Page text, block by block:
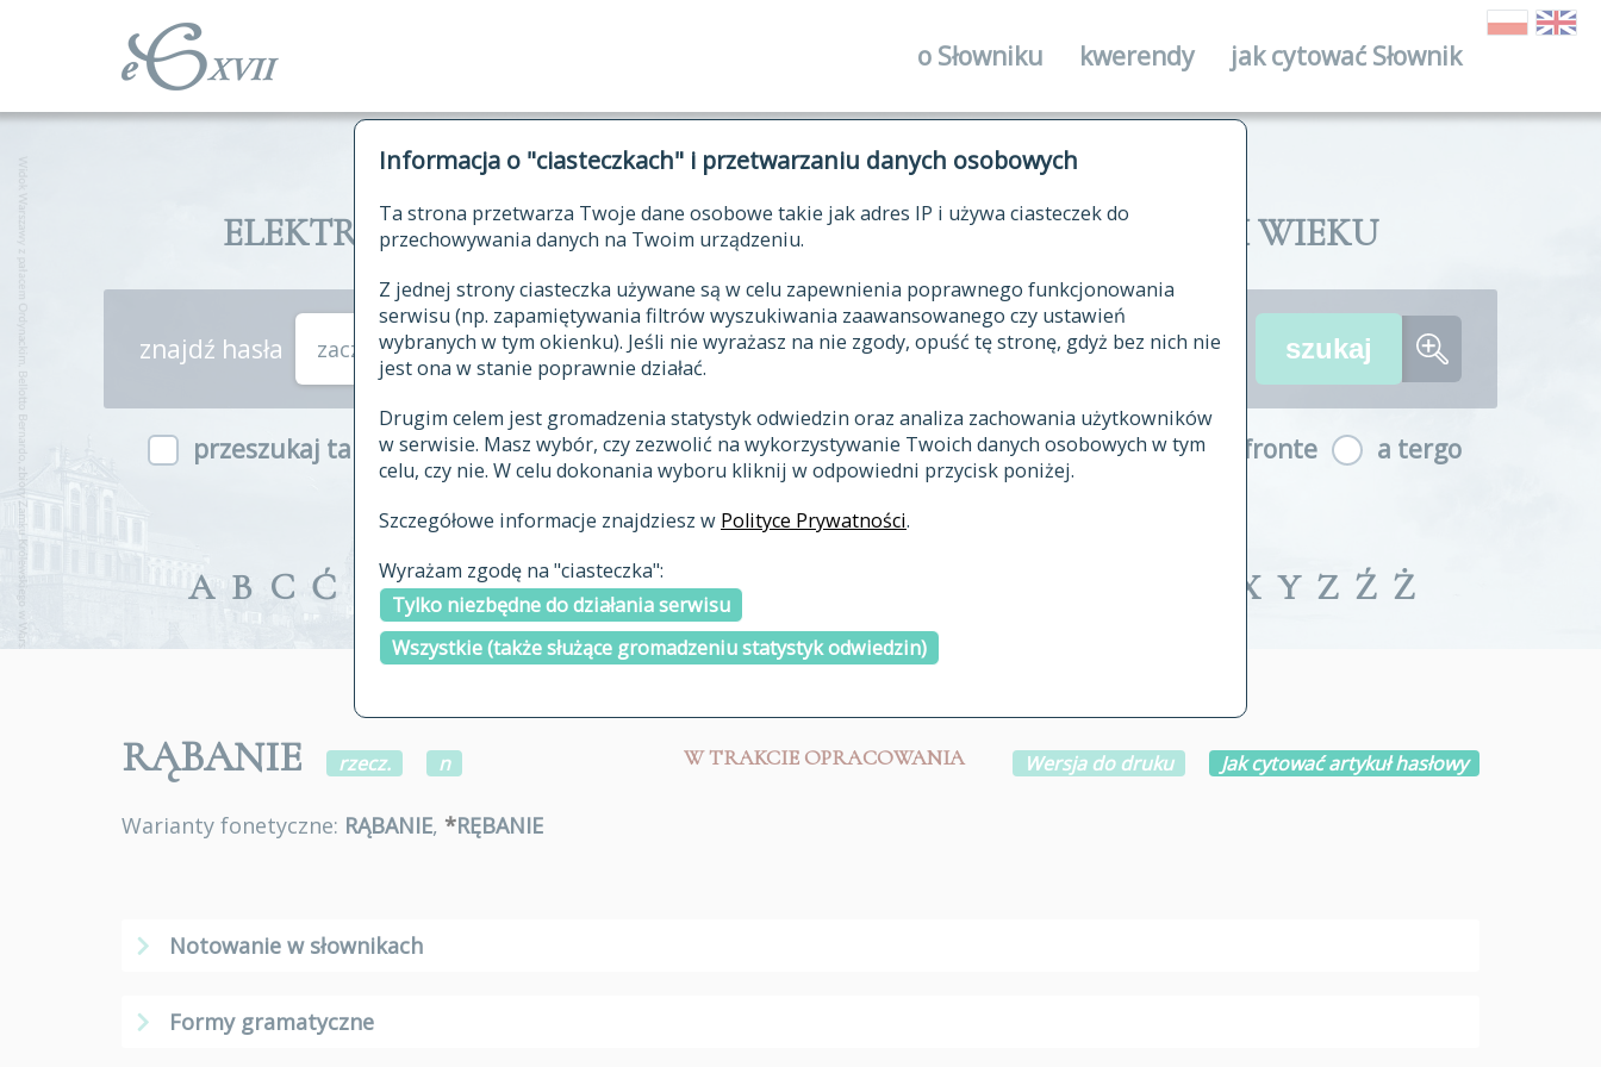
Informacja o "ciasteczkach" i przetwarzaniu danych osobowych
Ta strona przetwarza Twoje dane osobowe takie jak adres IP i używa ciasteczek do
przechowywania danych na Twoim urządzeniu.
Z jednej strony ciasteczka używane są w celu zapewnienia poprawnego funkcjonowania
serwisu (np. zapamiętywania filtrów wyszukiwania zaawansowanego czy ustawień
wybranych w tym okienku). Jeśli nie wyrażasz na nie zgody, opuść tę stronę, gdyż bez nich nie
jest ona w stanie poprawnie działać.
Drugim celem jest gromadzenia statystyk odwiedzin oraz analiza zachowania użytkowników
w serwisie. Masz wybór, czy zezwolić na wykorzystywanie Twoich danych osobowych w tym
celu, czy nie. W celu dokonania wyboru kliknij w odpowiedni przycisk poniżej.
Szczegółowe informacje znajdziesz w Polityce Prywatności.
Wyrażam zgodę na "ciasteczka":
Tylko niezbędne do działania serwisu
Wszystkie (także służące gromadzeniu statystyk odwiedzin)
o Słowniku
historia
publikacje
autorzy tekstów źródłowych
zasady opracowania
najnowsze hasła
ostatnio zmodyfikowane
kwerendy jak cytować Słownik
ELEKTRONICZNY SŁOWNIK JĘZYKA POLSKIEGO XVII I XVIII WIEKU
znajdź hasła zaczynające się od
przeszukaj także hasła w indeksie a fronte a tergo
A B C Ć E F G H I J K L Ł M X Y Z Ź Ż
RĄBANIE rzecz. n W TRAKCIE OPRACOWANIA Wersja do druku Jak cytować artykuł hasłowy
Warianty fonetyczne: RĄBANIE, *RĘBANIE
Notowanie w słownikach
Formy gramatyczne